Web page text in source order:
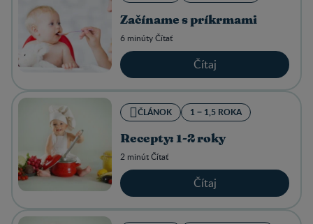
Začíname s príkrmami
6 minúty Čítať
Čítaj
ČLÁNOK 1 − 1,5 ROKA
Recepty: 1-2 roky
2 minút Čítať
Čítaj